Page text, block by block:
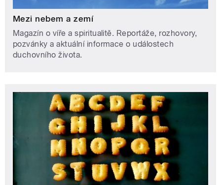
Mezi nebem a zemí
Magazín o víře a spiritualitě. Reportáže, rozhovory,
pozvánky a aktuální informace o událostech
duchovního života.